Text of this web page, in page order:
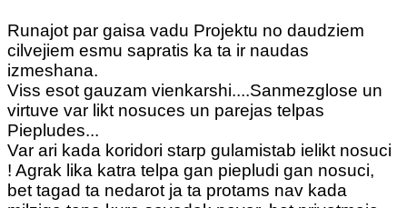
Runajot par gaisa vadu Projektu no daudziem
cilvejiem esmu sapratis ka ta ir naudas
izmeshana.
Viss esot gauzam vienkarshi....Sanmezglose un
virtuve var likt nosuces un parejas telpas
Piepludes...
Var ari kada koridori starp gulamistab ielikt nosuci
! Agrak lika katra telpa gan piepludi gan nosuci,
bet tagad ta nedarot ja ta protams nav kada